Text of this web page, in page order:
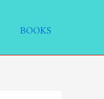
BOOKS